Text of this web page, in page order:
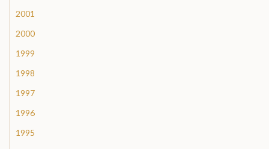
2001
2000
1999
1998
1997
1996
1995